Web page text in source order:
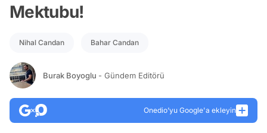
Mektubu!
Nihal Candan Bahar Candan
Burak Boyoglu - Gündem Editörü
Onedio’yu Google'a ekleyin